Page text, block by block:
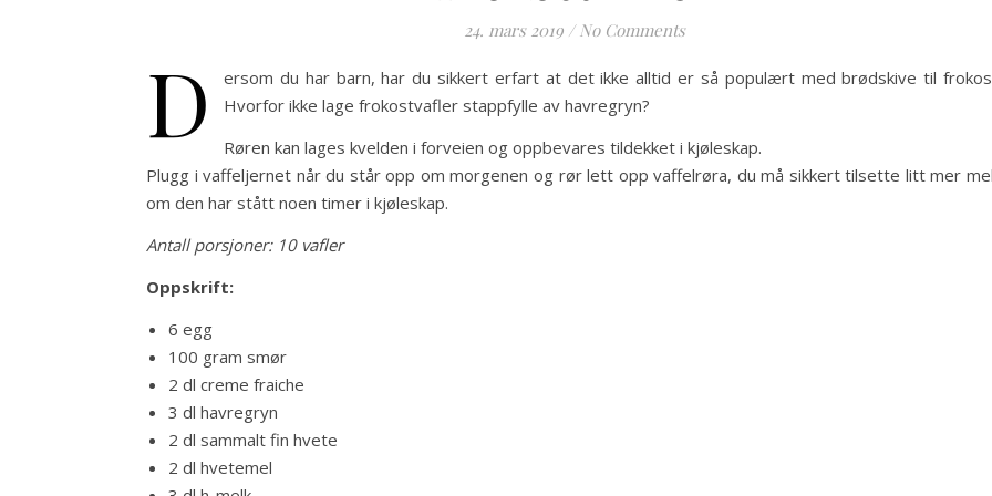
24. mars 2019 / No Comments
D
ersom du har barn, har du sikkert erfart at det ikke alltid er så populært med brødskive til
Hvorfor ikke lage frokostvafler stappfylle av havregryn?
Røren kan lages kvelden i forveien og oppbevares tildekket i kjøleskap.
Plugg i vaffeljernet når du står opp om morgenen og rør lett opp vaffelrøra, du må sikkert tilsette litt mer
om den har stått noen timer i kjøleskap.
Antall porsjoner: 10 vafler
Oppskrift:
6 egg
100 gram smør
2 dl creme fraiche
3 dl havregryn
2 dl sammalt fin hvete
2 dl hvetemel